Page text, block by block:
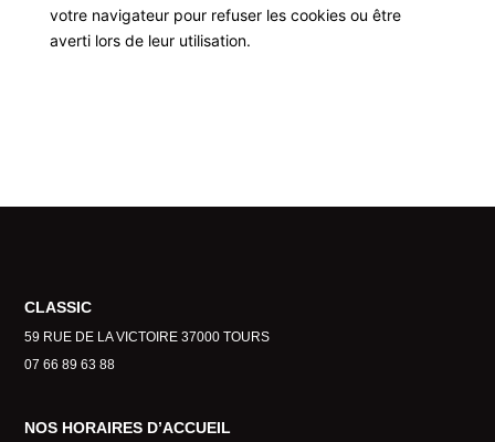
votre navigateur pour refuser les cookies ou être
averti lors de leur utilisation.
CLASSIC
59 RUE DE LA VICTOIRE 37000 TOURS
07 66 89 63 88
NOS HORAIRES D’ACCUEIL